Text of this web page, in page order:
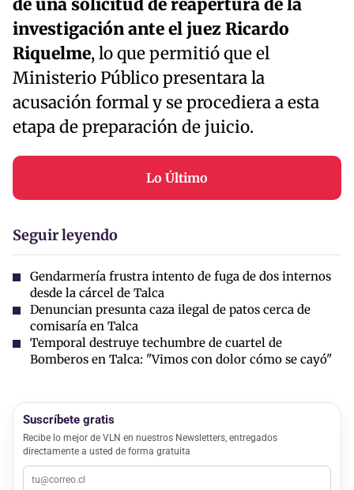
de una solicitud de reapertura de la
investigación ante el juez Ricardo
Riquelme, lo que permitió que el
Ministerio Público presentara la
acusación formal y se procediera a esta
etapa de preparación de juicio.
Lo Último
Seguir leyendo
Gendarmería frustra intento de fuga de dos internos
desde la cárcel de Talca
Denuncian presunta caza ilegal de patos cerca de
comisaría en Talca
Temporal destruye techumbre de cuartel de
Bomberos en Talca: "Vimos con dolor cómo se cayó"
Suscríbete gratis
Recibe lo mejor de VLN en nuestros Newsletters, entregados
directamente a usted de forma gratuita